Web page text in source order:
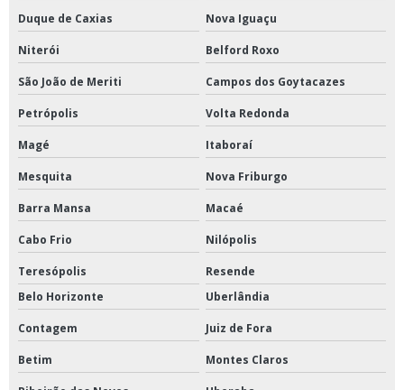
Duque de Caxias Nova Iguaçu
Niterói Belford Roxo
São João de Meriti Campos dos Goytacazes
Petrópolis Volta Redonda
Magé Itaboraí
Mesquita Nova Friburgo
Barra Mansa Macaé
Cabo Frio Nilópolis
Teresópolis
Resende
Belo Horizonte
Uberlândia
Contagem Juiz de Fora
Betim Montes Claros